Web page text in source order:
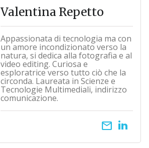
Valentina Repetto
Appassionata di tecnologia ma con
un amore incondizionato verso la
natura, si dedica alla fotografia e al
video editing. Curiosa e
esploratrice verso tutto ciò che la
circonda. Laureata in Scienze e
Tecnologie Multimediali, indirizzo
comunicazione.
email